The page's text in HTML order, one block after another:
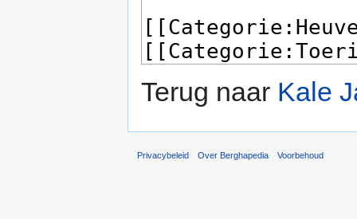
Terug naar Kale
Privacybeleid Over Berghapedia Voorbehoud